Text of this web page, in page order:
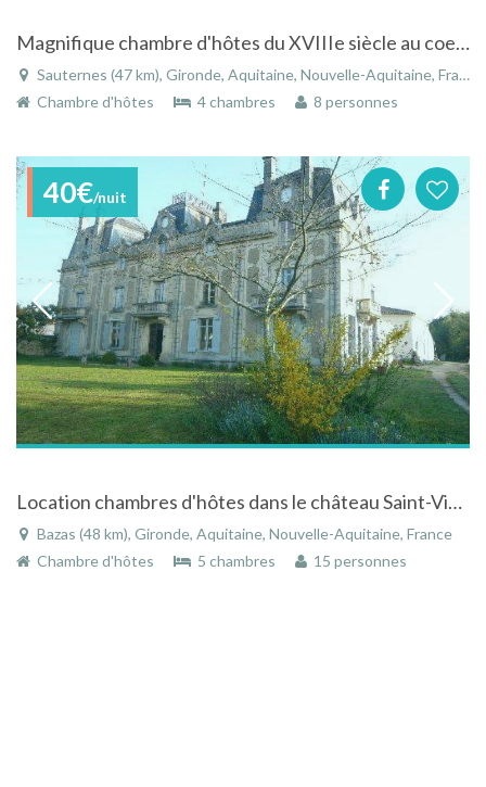
Magnifique chambre d'hôtes du XVIIIe siècle au coeur du Bordelais
Sauternes (47 km), Gironde, Aquitaine, Nouvelle-Aquitaine, France
Chambre d'hôtes
4 chambres 8 personnes
40€/nuit
Location chambres d'hôtes dans le château Saint-Vincent à Bazas en Gironde
Bazas (48 km), Gironde, Aquitaine, Nouvelle-Aquitaine, France
Chambre d'hôtes
5 chambres 15 personnes